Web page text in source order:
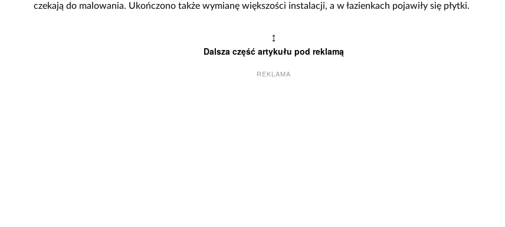
czekają do malowania. Ukończono także wymianę większości instalacji, a w łazienkach pojawiły się płytki.
↕
Dalsza część artykułu pod reklamą
REKLAMA